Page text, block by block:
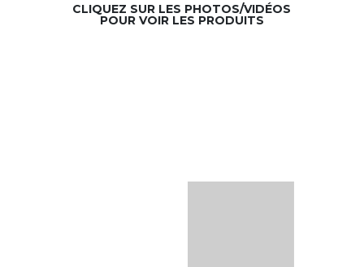
CLIQUEZ SUR LES PHOTOS/VIDÉOS
POUR VOIR LES PRODUITS